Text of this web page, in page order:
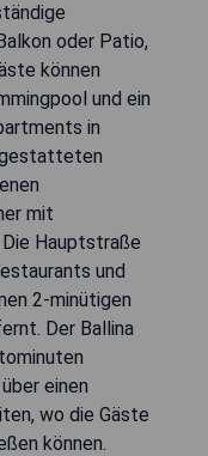
oder Patio,
können
und ein
in
mit
Hauptstraße
und
2-minütigen
Der Ballina
einen
wo die Gäste
können.